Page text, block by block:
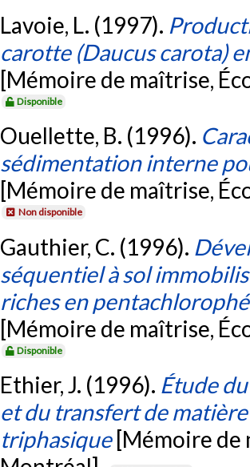
Lavoie, L. (1997).
carotte (Daucus carota)
[Mémoire de maîtrise,
Disponible
Ouellette, B. (1996).
sédimentation interne
[Mémoire de maîtrise,
Non disponible
Gauthier, C. (1996).
séquentiel à sol
riches en
[Mémoire de maîtrise,
Disponible
Ethier, J. (1996). Étude
et du transfert de
triphasique [Mémoire de